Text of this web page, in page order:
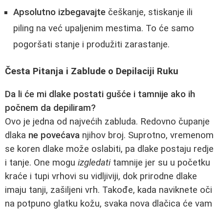
Apsolutno izbegavajte češkanje, stiskanje ili
piling na već upaljenim mestima. To će samo
pogoršati stanje i produžiti zarastanje.
Česta Pitanja i Zablude o Depilaciji Ruku
Da li će mi dlake postati gušće i tamnije ako ih
počnem da depiliram?
Ovo je jedna od najvećih zabluda. Redovno čupanje
dlaka ne povećava njihov broj. Suprotno, vremenom
se koren dlake može oslabiti, pa dlake postaju redje
i tanje. One mogu izgledatitamnije jer su u početku
kraće i tupi vrhovi su vidljiviji, dok prirodne dlake
imaju tanji, zašiljeni vrh. Takođe, kada naviknete oči
na potpuno glatku kožu, svaka nova dlačica će vam